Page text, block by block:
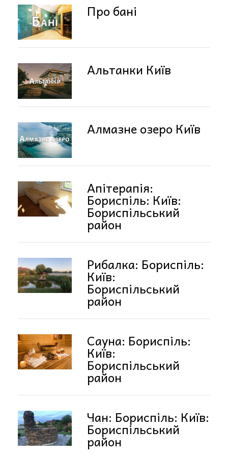
Про бані
Альтанки Київ
Алмазне озеро Київ
Апітерапія:
Бориспіль: Київ:
Бориспільський
район
Рибалка: Бориспіль:
Київ:
Бориспільський
район
Сауна: Бориспіль:
Київ:
Бориспільський
район
Чан: Бориспіль: Київ:
Бориспільський
район